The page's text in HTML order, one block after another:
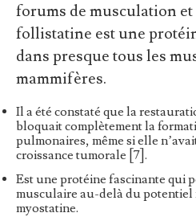
forums de musculation et
follistatine est une
dans presque tous les
mammifères.
Il a été constaté que la
bloquait complètement la
pulmonaires, même si elle
croissance tumorale [7].
Est une protéine fascinante qui
musculaire au-delà du
myostatine.